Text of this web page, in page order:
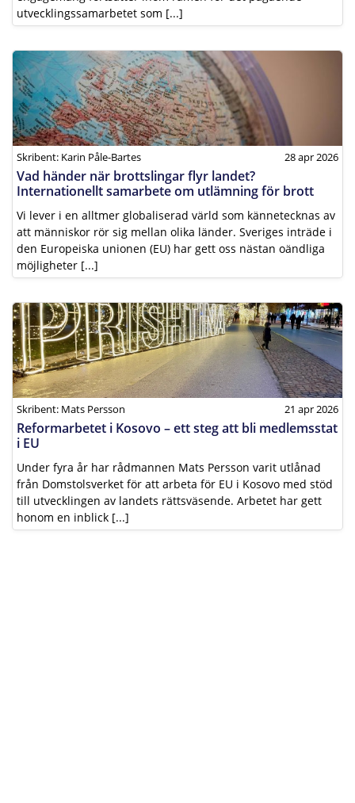
utvecklingssamarbetet som [...]
Skribent: Karin Påle-Bartes 28 apr 2026
Vad händer när brottslingar flyr landet?
Internationellt samarbete om utlämning för brott
Vi lever i en alltmer globaliserad värld som kännetecknas av
att människor rör sig mellan olika länder. Sveriges inträde i
den Europeiska unionen (EU) har gett oss nästan oändliga
möjligheter [...]
Skribent: Mats Persson 21 apr 2026
Reformarbetet i Kosovo – ett steg att bli medlemsstat
i EU
Under fyra år har rådmannen Mats Persson varit utlånad
från Domstolsverket för att arbeta för EU i Kosovo med stöd
till utvecklingen av landets rättsväsende. Arbetet har gett
honom en inblick [...]